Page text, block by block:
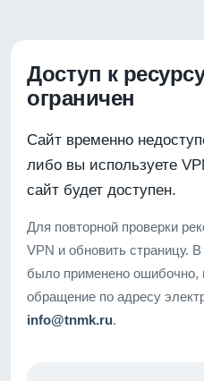
Доступ к
ограничен
Сайт временно
либо вы используете
сайт будет доступен.
Для повторной проверки
VPN и обновить страницу.
было применено ошибочно,
обращение по адресу
info@tnmk.ru.